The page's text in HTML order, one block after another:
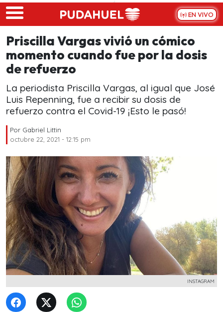
Skip to main content
EN VIVO
Priscilla Vargas vivió un cómico
momento cuando fue por la dosis
de refuerzo
La periodista Priscilla Vargas, al igual que José
Luis Repenning, fue a recibir su dosis de
refuerzo contra el Covid-19 ¡Esto le pasó!
Por Gabriel Littin
octubre 22, 2021 - 12:15 pm
INSTAGRAM